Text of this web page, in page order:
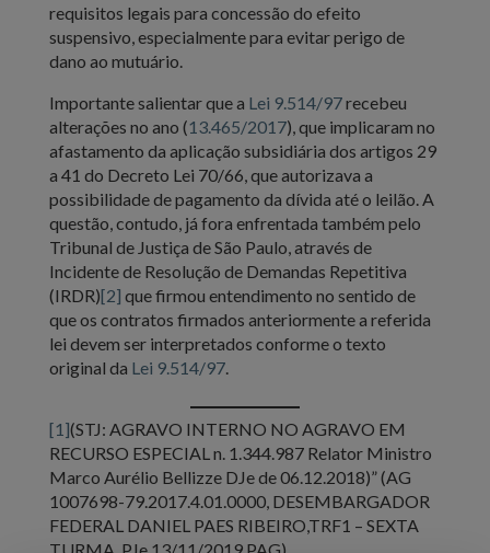
requisitos legais para concessão do efeito
suspensivo, especialmente para evitar perigo de
dano ao mutuário.
Importante salientar que a Lei 9.514/97recebeu
alterações no ano (13.465/2017), que implicaram no
afastamento da aplicação subsidiária dos artigos 29
a 41 do Decreto Lei 70/66, que autorizava a
possibilidade de pagamento da dívida até o leilão. A
questão, contudo, já fora enfrentada também pelo
Tribunal de Justiça de São Paulo, através de
Incidente de Resolução de Demandas Repetitiva
(IRDR)[2] que firmou entendimento no sentido de
que os contratos firmados anteriormente a referida
lei devem ser interpretados conforme o texto
original da Lei 9.514/97.
[1](STJ: AGRAVO INTERNO NO AGRAVO EM
RECURSO ESPECIAL n. 1.344.987 Relator Ministro
Marco Aurélio Bellizze DJe de 06.12.2018)” (AG
1007698-79.2017.4.01.0000, DESEMBARGADOR
FEDERAL DANIEL PAES RIBEIRO,TRF1 – SEXTA